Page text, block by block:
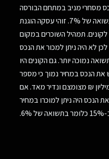
מסחרי מניב במתחם הבורסה
בר״ג ב-10.5 מיליון ₪ ובתשואה של 7%. זוהי עסקה הוגנת
תמהיל השוכרים במקום
לכן לא היה ניתן למכור את הנכס
נמוכה יותר. גם הקונים היו
את הנכס במחיר נמוך כי מספר
המסחריים עד 15 מיליון ₪ מצומצם ונדיר מאד. אם
הנכס היה ניתן למוכרו במחיר